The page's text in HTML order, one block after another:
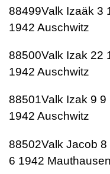
88499Valk Izaäk 3
1942 Auschwitz
88500Valk Izak 22
1942 Auschwitz
88501Valk Izak 9
1942 Auschwitz
88502Valk Jacob
6 1942 Mauthausen